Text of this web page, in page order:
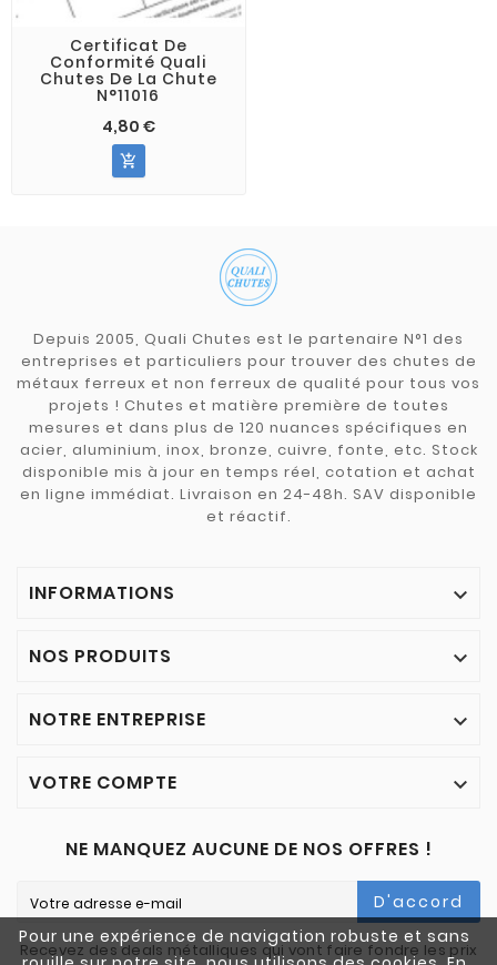
Pour une expérience de navigation robuste et sans
Certificat De
Conformité Quali
Chutes De La Chute
N°11016
4,80 €

Depuis 2005, Quali Chutes est le partenaire N°1 des
entreprises et particuliers pour trouver des chutes de
métaux ferreux et non ferreux de qualité pour tous vos
projets ! Chutes et matière première de toutes
mesures et dans plus de 120 nuances spécifiques en
acier, aluminium, inox, bronze, cuivre, fonte, etc. Stock
disponible mis à jour en temps réel, cotation et achat
en ligne immédiat. Livraison en 24-48h. SAV disponible
et réactif.
INFORMATIONS 
NOS PRODUITS 
NOTRE ENTREPRISE 
VOTRE COMPTE 
NE MANQUEZ AUCUNE DE NOS OFFRES !
D'accord
Recevez des deals métalliques qui vont faire fondre les prix